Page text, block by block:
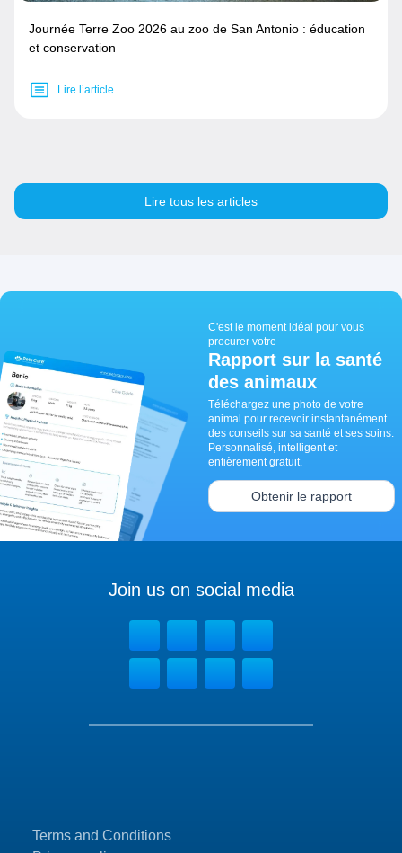
Journée Terre Zoo 2026 au zoo de San Antonio : éducation
et conservation
Lire l’article
Lire tous les articles
C'est le moment idéal pour vous
procurer votre
Rapport sur la santé
des animaux
Téléchargez une photo de votre
animal pour recevoir instantanément
des conseils sur sa santé et ses soins.
Personnalisé, intelligent et
entièrement gratuit.
Obtenir le rapport
Terms and Conditions
Join us on social media